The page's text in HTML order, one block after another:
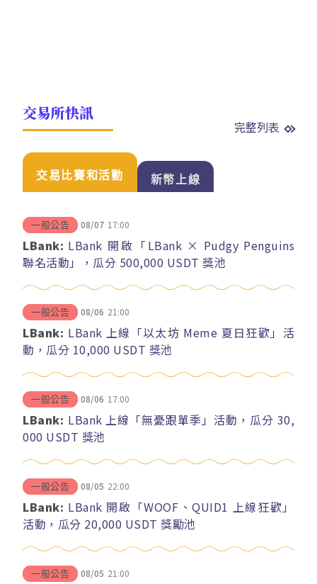
交易所快訊
完整列表
交易比賽和活動 新幣上線
一般公告 08/07 17:00
LBank: LBank 開啟「LBank × Pudgy Penguins
聯名活動」，瓜分 500,000 USDT 獎池
一般公告 08/06 21:00
LBank: LBank 上線「以太坊 Meme 夏日狂歡」活
動，瓜分 10,000 USDT 獎池
一般公告 08/06 17:00
LBank: LBank 上線「無憂跟單季」活動，瓜分 30,
000 USDT 獎池
一般公告 08/05 22:00
LBank: LBank 開啟「WOOF、QUID1 上線狂歡」
活動，瓜分 20,000 USDT 獎勵池
一般公告 08/05 21:00